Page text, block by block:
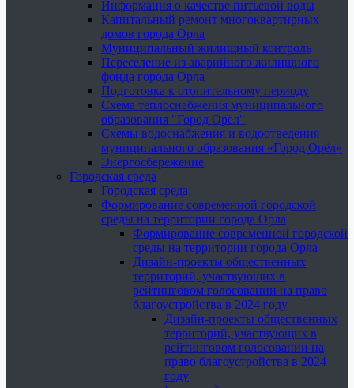
Информация о качестве питьевой воды
Капитальный ремонт многоквартирных
домов города Орла
Муниципальный жилищный контроль
Переселение из аварийного жилищного
фонда города Орла
Подготовка к отопительному периоду
Схема теплоснабжения муниципального
образования "Город Орёл"
Схемы водоснабжения и водоотведения
муниципального образования «Город Орёл»
Энергосбережение
Городская среда
Городская среда
Формирование современной городской
среды на территории города Орла
Формирование современной городской
среды на территории города Орла
Дизайн-проекты общественных
территорий, участвующих в
рейтинговом голосовании на право
благоустройства в 2024 году
Дизайн-проекты общественных
территорий, участвующих в
рейтинговом голосовании на
право благоустройства в 2024
году